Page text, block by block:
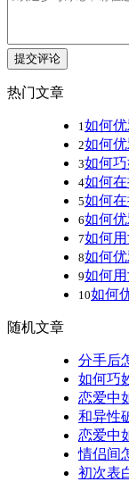
提交评论
热门文章
1 如何
2如何
3如何
4如何
5如何
6如何
7如何
8如何
9如何
10如何
随机文章
分手后
如何巧
恋爱中
和异性
恋爱中
情侣间
初次表